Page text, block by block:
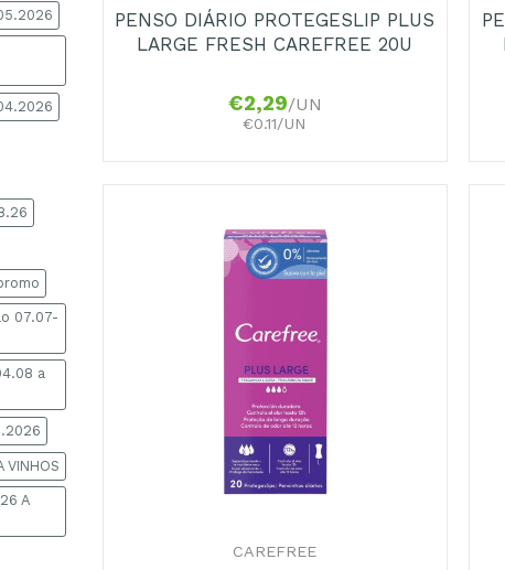
07.07-
a
VINHOS
A
PENSO DIÁRIO PROTEGESLIP PLUS
LARGE FRESH CAREFREE 20U
€2,29/UN
€0.11/UN
CAREFREE